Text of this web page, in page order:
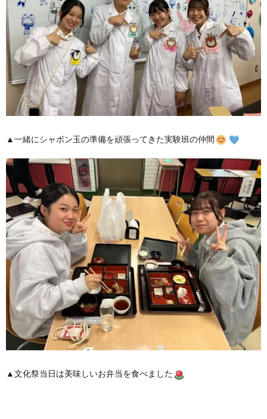
▲一緒にシャボン玉の準備を頑張ってきた実験班の仲間
▲文化祭当日は美味しいお弁当を食べました